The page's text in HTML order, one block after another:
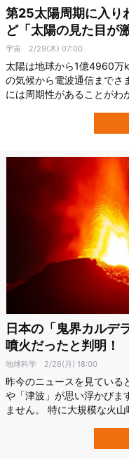
第25太陽周期に入り
ど「太陽の見た目が
宇宙 2/29(木) 07:00
太陽は地球から1億4960万
の気候から電波通信までさ
には周期性があることがわ
中の宇宙機関が太陽の観
州宇宙機関（ESA）はここ
日本の「鬼界カルデ
噴火だったと判明！
地球科学 2/26(月) 18:00
昨今のニュースを見ている
や「津波」が思い浮かびま
ません。 特に大規模な火
性があります。 日本でも
大噴火（アカホヤ噴火）